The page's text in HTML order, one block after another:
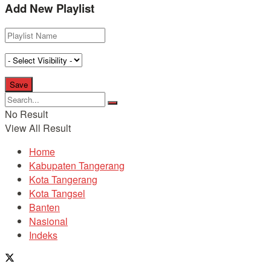
Add New Playlist
No Result
View All Result
Home
Kabupaten Tangerang
Kota Tangerang
Kota Tangsel
Banten
Nasional
Indeks